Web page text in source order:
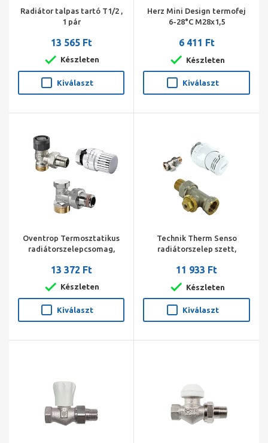
Radiátor talpas tartó T1/2 ,
1 pár
13 565 Ft
Készleten
Kiválaszt
Herz Mini Design termofej
6-28°C M28x1,5
6 411 Ft
Készleten
Kiválaszt
Oventrop Termosztatikus
radiátorszelepcsomag,
(Vindo TH, A radiátorszelep,
Combi 2)
13 372 Ft
Készleten
Kiválaszt
Technik Therm Senso
radiátorszelep szett,
(radiátorszelep, visszatérő
szelep, termosztát fej)
11 933 Ft
Készleten
Kiválaszt